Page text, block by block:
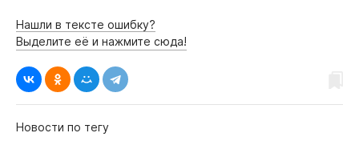
Нашли в тексте ошибку?
Выделите её и нажмите сюда!
Новости по тегу